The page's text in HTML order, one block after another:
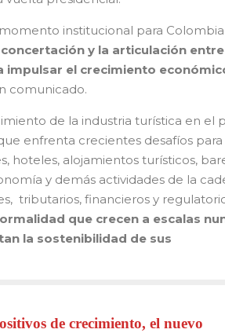
institucional para
y la articulación
el crecimiento
comunicado.
de la industria turística en el
enfrenta crecientes desafíos para
hoteles, alojamientos turísticos,
y demás actividades de la
tributarios, financieros y
que crecen a escalas
la sostenibilidad de sus
de crecimiento, el nuevo